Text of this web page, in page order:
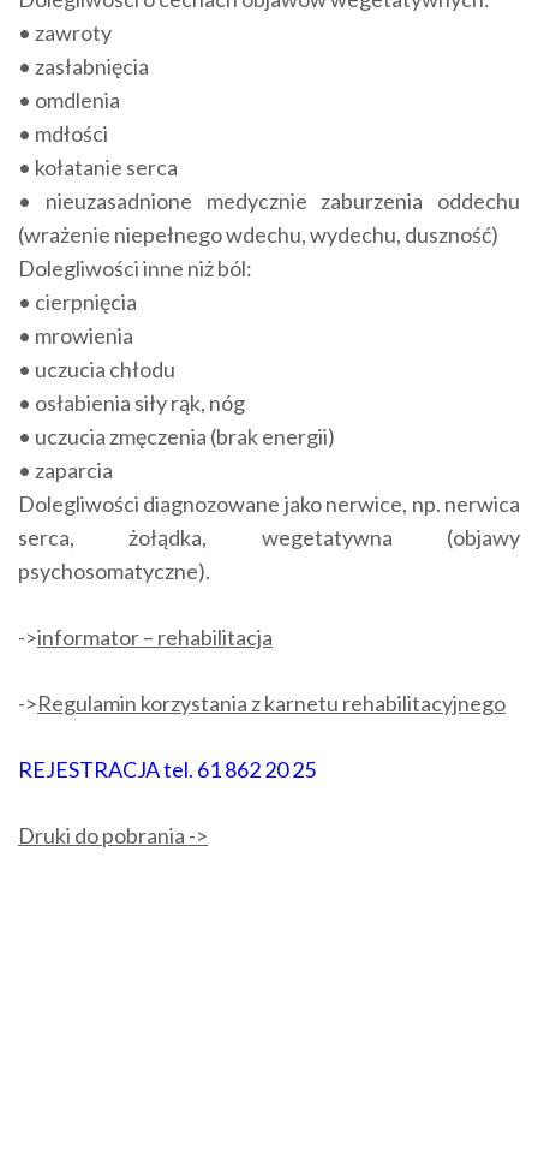
• zawroty
• zasłabnięcia
• omdlenia
• mdłości
• kołatanie serca
• nieuzasadnione medycznie zaburzenia oddechu
(wrażenie niepełnego wdechu, wydechu, duszność)
Dolegliwości inne niż ból:
• cierpnięcia
• mrowienia
• uczucia chłodu
• osłabienia siły rąk, nóg
• uczucia zmęczenia (brak energii)
• zaparcia
Dolegliwości diagnozowane jako nerwice, np. nerwica
serca, żołądka, wegetatywna (objawy
psychosomatyczne).
->informator – rehabilitacja
->Regulamin korzystania z karnetu rehabilitacyjnego
REJESTRACJA tel. 61 862 20 25
Druki do pobrania ->